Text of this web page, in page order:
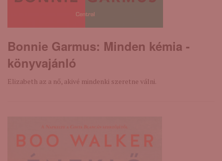
Bonnie Garmus: Minden ​kémia -
könyvajánló
Elizabeth az a nő, akivé mindenki szeretne válni.